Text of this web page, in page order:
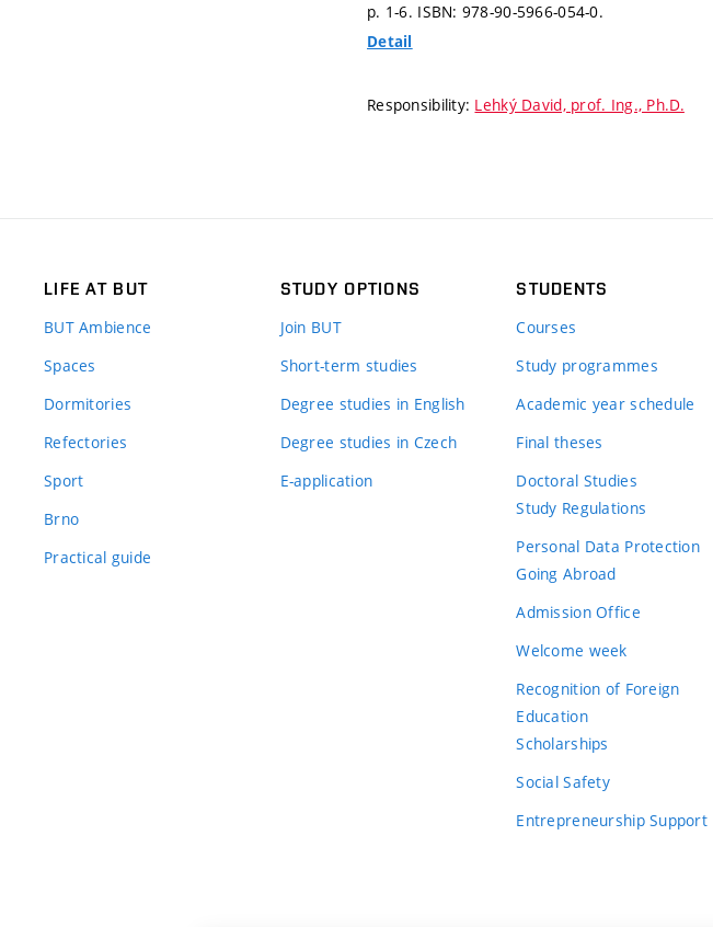
p. 1-6. ISBN: 978-90-5966-054-0.
Detail
Responsibility: Lehký David, prof. Ing., Ph.D.
LIFE AT BUT
BUT Ambience
Spaces
Dormitories
Refectories
Sport
Brno
Practical guide
STUDY OPTIONS
Join BUT
Short-term studies
Degree studies in English
Degree studies in Czech
E-application
STUDENTS
Courses
Study programmes
Academic year schedule
Final theses
Doctoral Studies
Study Regulations
Personal Data Protection
Going Abroad
Admission Office
Welcome week
Recognition of Foreign
Education
Scholarships
Social Safety
Entrepreneurship Support